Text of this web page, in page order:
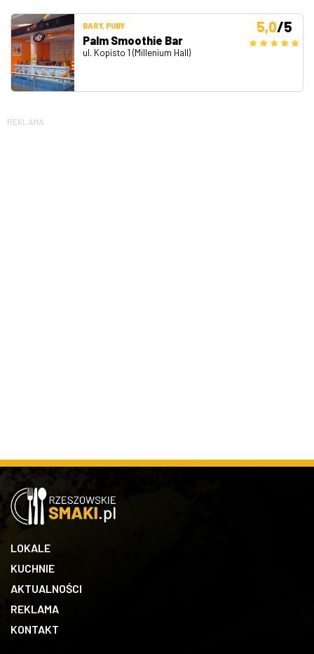
BARY, PUBY
Palm Smoothie Bar
ul. Kopisto 1 (Millenium Hall)
5,0/5
REKLAMA
LOKALE
KUCHNIE
AKTUALNOŚCI
REKLAMA
KONTAKT